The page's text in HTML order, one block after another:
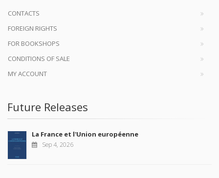
CONTACTS
FOREIGN RIGHTS
FOR BOOKSHOPS
CONDITIONS OF SALE
MY ACCOUNT
Future Releases
La France et l'Union européenne
Sep 4, 2026